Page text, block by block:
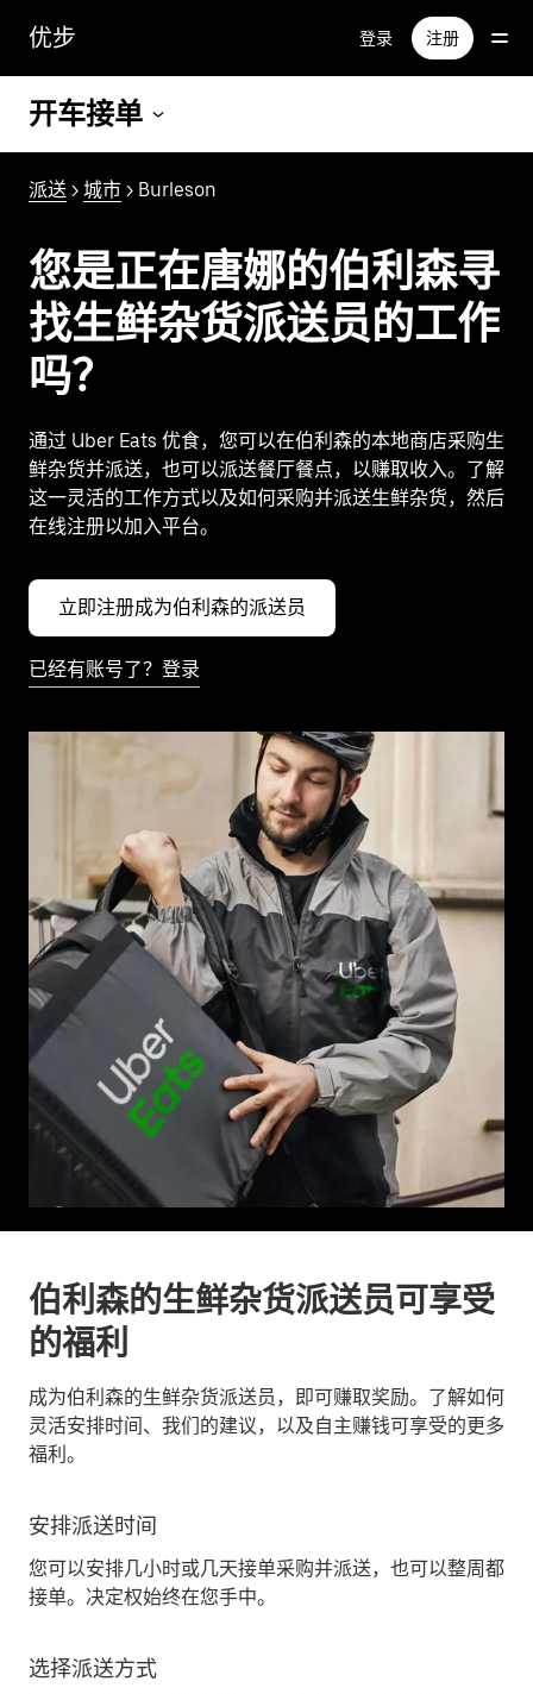
容
优步 登录 注册
开车接单
派送 > 城市 > Burleson
您是正在唐娜的伯利森寻
找生鲜杂货派送员的工作
吗？
通过 Uber Eats 优食，您可以在伯利森的本地商店采购生
鲜杂货并派送，也可以派送餐厅餐点，以赚取收入。了解
这一灵活的工作方式以及如何采购并派送生鲜杂货，然后
在线注册以加入平台。
立即注册成为伯利森的派送员
已经有账号了？登录
伯利森的生鲜杂货派送员可享受
的福利
成为伯利森的生鲜杂货派送员，即可赚取奖励。了解如何
灵活安排时间、我们的建议，以及自主赚钱可享受的更多
福利。
安排派送时间
您可以安排几小时或几天接单采购并派送，也可以整周都
接单。决定权始终在您手中。
选择派送方式